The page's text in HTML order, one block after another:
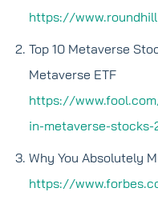
https://
Top 10 Metaverse
Metaverse ETF
https://
in-metaverse-
Why You Absolutely
https://